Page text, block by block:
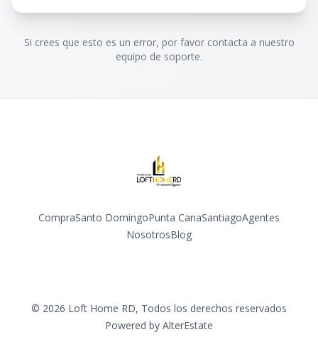
Si crees que esto es un error, por favor contacta a nuestro
equipo de soporte.
CompraSanto DomingoPunta CanaSantiagoAgentes
NosotrosBlog
© 2026 Loft Home RD, Todos los derechos reservados
Powered by AlterEstate